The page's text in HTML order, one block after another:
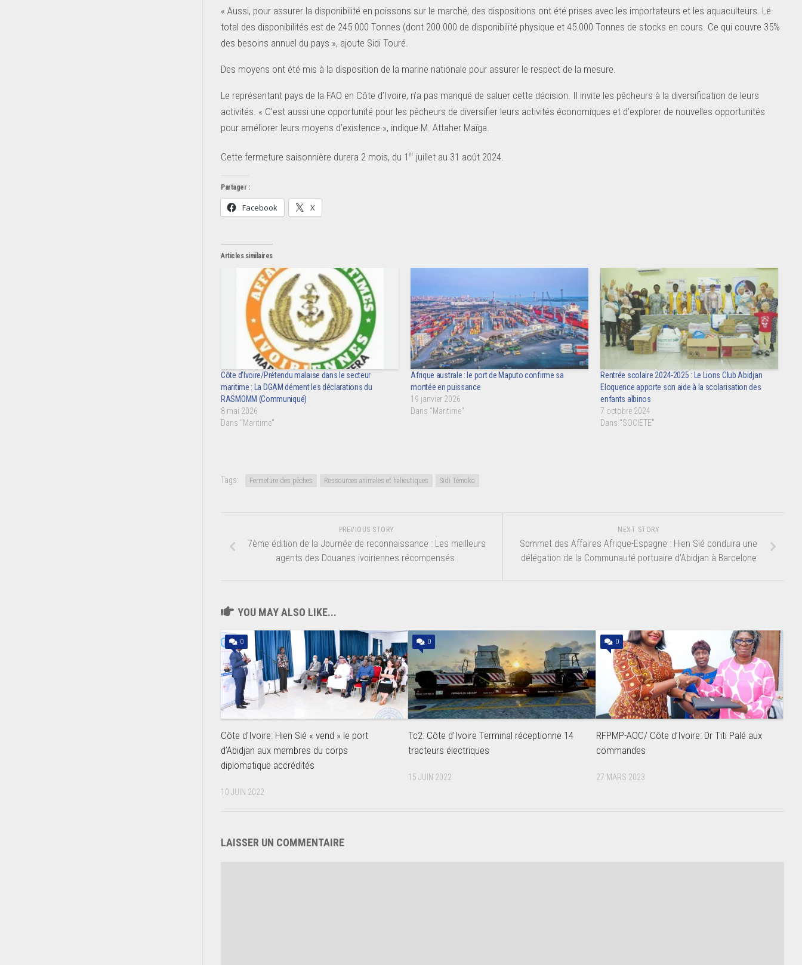
« Aussi, pour assurer la disponibilité en poissons sur le marché, des dispositions ont été prises avec les importateurs et les aquaculteurs. Le
total des disponibilités est de 245.000 Tonnes (dont 200.000 de disponibilité physique et 45.000 Tonnes de stocks en cours. Ce qui couvre 35%
des besoins annuel du pays », ajoute Sidi Touré.
Des moyens ont été mis à la disposition de la marine nationale pour assurer le respect de la mesure.
Le représentant pays de la FAO en Côte d’Ivoire, n’a pas manqué de saluer cette décision. Il invite les pêcheurs à la diversification de leurs
activités. « C’est aussi une opportunité pour les pêcheurs de diversifier leurs activités économiques et d’explorer de nouvelles opportunités
pour améliorer leurs moyens d’existence », indique M. Attaher Maïga.
Cette fermeture saisonnière durera 2 mois, du 1 er juillet au 31 août 2024.
Partager :
Facebook X
Articles similaires
Côte d’Ivoire/Prétendu malaise dans le secteur
maritime : La DGAM dément les déclarations du
RASMOMM (Communiqué)
8 mai 2026
Dans "Maritime"
Afrique australe : le port de Maputo confirme sa
montée en puissance
19 janvier 2026
Dans "Maritime"
Rentrée scolaire 2024-2025 : Le Lions Club Abidjan
Eloquence apporte son aide à la scolarisation des
enfants albinos
7 octobre 2024
Dans "SOCIETE"
Tags: Fermeture des pêches Ressources animales et halieutiques Sidi Témoko
NEXT STORY
Sommet des Affaires Afrique-Espagne : Hien Sié conduira une
délégation de la Communauté portuaire d’Abidjan à Barcelone
PREVIOUS STORY
7ème édition de la Journée de reconnaissance : Les meilleurs
agents des Douanes ivoiriennes récompensés
YOU MAY ALSO LIKE...
0
Côte d’Ivoire: Hien Sié « vend » le port
d’Abidjan aux membres du corps
diplomatique accrédités
10 JUIN 2022
0
Tc2: Côte d’Ivoire Terminal réceptionne 14
tracteurs électriques
15 JUIN 2022
0
RFPMP-AOC/ Côte d’Ivoire: Dr Titi Palé aux
commandes
27 MARS 2023
LAISSER UN COMMENTAIRE